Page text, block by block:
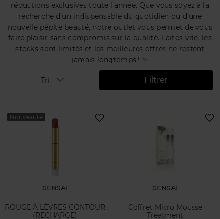
réductions exclusives toute l’année. Que vous soyez à la
recherche d’un indispensable du quotidien ou d’une
nouvelle pépite beauté, notre outlet vous permet de vous
faire plaisir sans compromis sur la qualité. Faites vite, les
stocks sont limités et les meilleures offres ne restent
jamais longtemps ! ✨
Filtrer
Tri
Nouveauté
SENSAI
ROUGE À LÈVRES CONTOUR
(RECHARGE)
SENSAI
Coffret Micro Mousse
Treatment